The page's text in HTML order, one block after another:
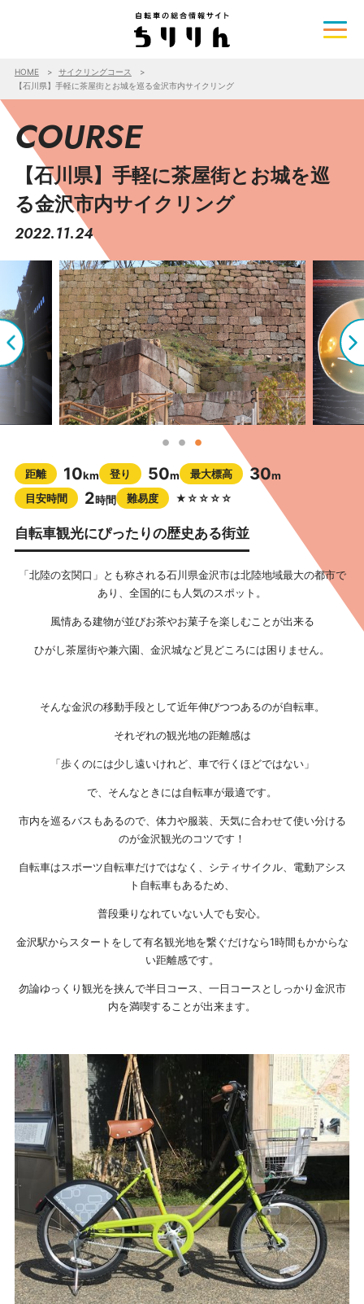
HOME
サイクリングコース
【石川県】手軽に茶屋街とお城を巡る金沢市内サイクリング
COURSE
【石川県】手軽に茶屋街とお城を巡
る金沢市内サイクリング
2022.11.24
距離 10km 登り 50m 最大標高 30m
目安時間
2時間 難易度 ★☆☆☆☆
自転車観光にぴったりの歴史ある街並
「北陸の玄関口」とも称される石川県金沢市は北陸地域最大の都市で
あり、全国的にも人気のスポット。
風情ある建物が並びお茶やお菓子を楽しむことが出来る
ひがし茶屋街や兼六園、金沢城など見どころには困りません。
そんな金沢の移動手段として近年伸びつつあるのが自転車。
それぞれの観光地の距離感は
「歩くのには少し遠いけれど、車で行くほどではない」
で、そんなときには自転車が最適です。
市内を巡るバスもあるので、体力や服装、天気に合わせて使い分ける
のが金沢観光のコツです！
自転車はスポーツ自転車だけではなく、シティサイクル、電動アシス
ト自転車もあるため、
普段乗りなれていない人でも安心。
金沢駅からスタートをして有名観光地を繋ぐだけなら1時間もかからな
い距離感です。
勿論ゆっくり観光を挟んで半日コース、一日コースとしっかり金沢市
内を満喫することが出来ます。